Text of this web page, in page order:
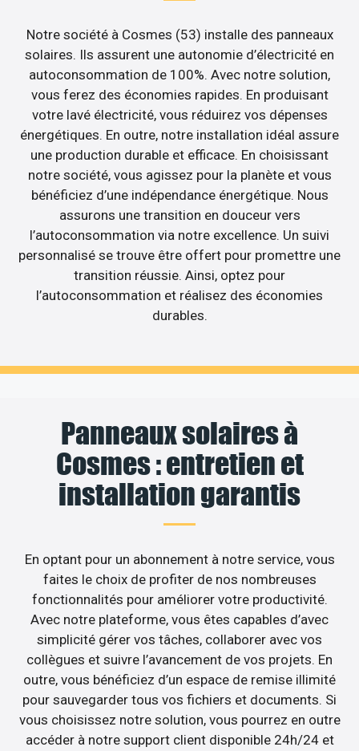
Notre société à Cosmes (53) installe des panneaux
solaires. Ils assurent une autonomie d’électricité en
autoconsommation de 100%. Avec notre solution,
vous ferez des économies rapides. En produisant
votre lavé électricité, vous réduirez vos dépenses
énergétiques. En outre, notre installation idéal assure
une production durable et efficace. En choisissant
notre société, vous agissez pour la planète et vous
bénéficiez d’une indépendance énergétique. Nous
assurons une transition en douceur vers
l’autoconsommation via notre excellence. Un suivi
personnalisé se trouve être offert pour promettre une
transition réussie. Ainsi, optez pour
l’autoconsommation et réalisez des économies
durables.
Panneaux solaires à
Cosmes : entretien et
installation garantis
En optant pour un abonnement à notre service, vous
faites le choix de profiter de nos nombreuses
fonctionnalités pour améliorer votre productivité.
Avec notre plateforme, vous êtes capables d’avec
simplicité gérer vos tâches, collaborer avec vos
collègues et suivre l’avancement de vos projets. En
outre, vous bénéficiez d’un espace de remise illimité
pour sauvegarder tous vos fichiers et documents. Si
vous choisissez notre solution, vous pourrez en outre
accéder à notre support client disponible 24h/24 et